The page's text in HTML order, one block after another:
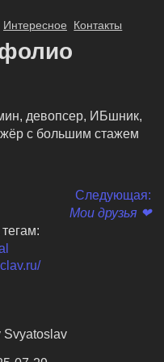
Интересное Контакты
девопсер, ИБшник,
с большим стажем
Следующая:
Мои друзья ❤
Svyatoslav